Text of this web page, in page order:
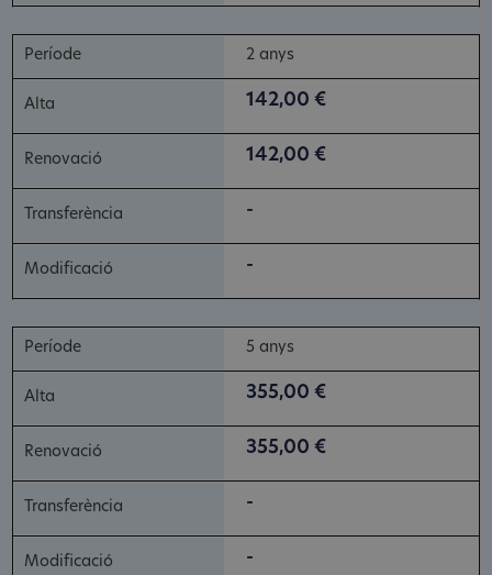
2 anys
142,00 €
142,00 €
-
-
5 anys
355,00 €
355,00 €
-
-